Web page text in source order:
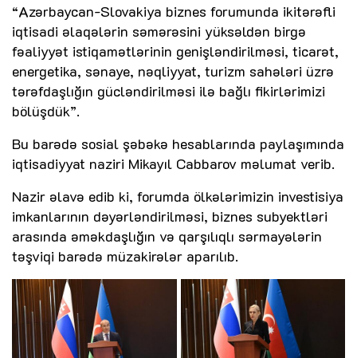
“Azərbaycan-Slovakiya biznes forumunda ikitərəfli
iqtisadi əlaqələrin səmərəsini yüksəldən birgə
fəaliyyət istiqamətlərinin genişləndirilməsi, ticarət,
energetika, sənaye, nəqliyyat, turizm sahələri üzrə
tərəfdaşlığın gücləndirilməsi ilə bağlı fikirlərimizi
bölüşdük”.
Bu barədə sosial şəbəkə hesablarında paylaşımında
iqtisadiyyat naziri Mikayıl Cabbarov məlumat verib.
Nazir əlavə edib ki, forumda ölkələrimizin investisiya
imkanlarının dəyərləndirilməsi, biznes subyektləri
arasında əməkdaşlığın və qarşılıqlı sərmayələrin
təşviqi barədə müzakirələr aparılıb.